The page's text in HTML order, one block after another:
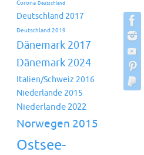
Corona Deutschland
Deutschland 2017
Deutschland 2019
Dänemark 2017
Dänemark 2024
Italien/Schweiz 2016
Niederlande 2015
Niederlande 2022
Norwegen 2015
Ostsee-